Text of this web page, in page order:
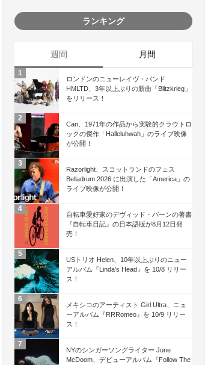
ランキング
週間 月間
ロンドンのニューレイヴ・バンド
HMLTD、3年以上ぶりの新曲「Blitzkrieg」
をリリース！
Can、1971年の作品から実験的クラウトロ
ックの傑作「Halleluhwah」のライブ映像
が公開！
Razorlight、スコットランドのフェス
Belladrum 2026 に出演した「America」の
ライブ映像が公開！
自転車愛好家のデヴィッド・バーンの著書
『自転車日記』の日本語版が8月12日発
売！
USトリオ Helen、10年以上ぶりのニュー
アルバム『Linda's Head』を 10/8 リリー
ス！
メキシコのアーティスト Girl Ultra、ニュ
ーアルバム『RRRomeo』を 10/9 リリー
ス！
NYのシンガーソングライター June
McDoom、デビューアルバム『Follow The